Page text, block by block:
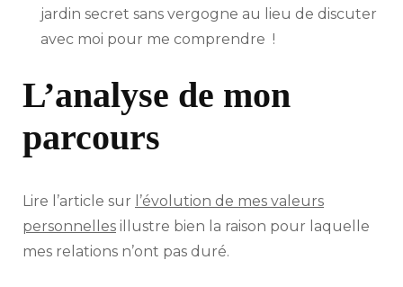
jardin secret sans vergogne au lieu de discuter
avec moi pour me comprendre !
L’analyse de mon
parcours
Lire l’article sur l’évolution de mes valeurs
personnelles illustre bien la raison pour laquelle
mes relations n’ont pas duré.